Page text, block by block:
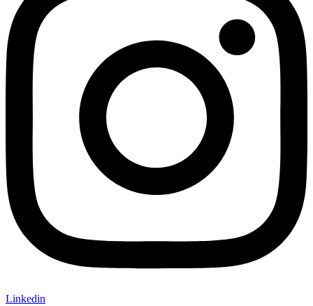
Linkedin